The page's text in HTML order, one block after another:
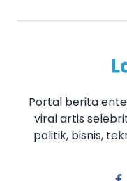
Portal berita
viral artis
politik, bisnis,